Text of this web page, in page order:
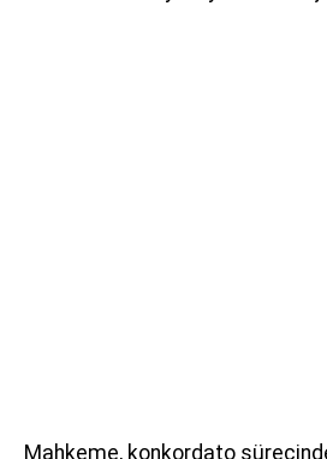
Mahkeme, konkordato